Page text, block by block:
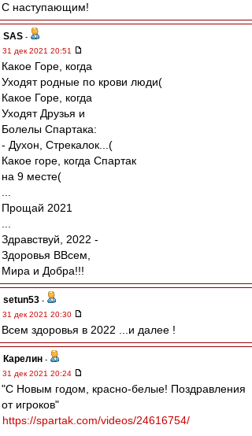
С наступающим!
SAS -
31 дек 2021 20:51
Какое Горе, когда
Уходят родные по крови люди(
Какое Горе, когда
Уходят Друзья и
Болелы Спартака:
- Духон, Стрекалок...(
Какое горе, когда Спартак
на 9 месте(
Прощай 2021
Здравствуй, 2022 -
Здоровья ВВсем,
Мира и Добра!!!
setun53 -
31 дек 2021 20:30
Всем здоровья в 2022 ...и далее !
Карелин -
31 дек 2021 20:24
"С Новым годом, красно-белые! Поздравления
от игроков"
https://spartak.com/videos/24616754/